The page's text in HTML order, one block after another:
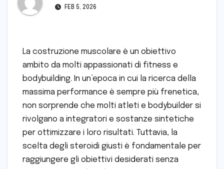
FEB 5, 2026
La costruzione muscolare è un obiettivo
ambito da molti appassionati di fitness e
bodybuilding. In un’epoca in cui la ricerca della
massima performance è sempre più frenetica,
non sorprende che molti atleti e bodybuilder si
rivolgano a integratori e sostanze sintetiche
per ottimizzare i loro risultati. Tuttavia, la
scelta degli steroidi giusti è fondamentale per
raggiungere gli obiettivi desiderati senza